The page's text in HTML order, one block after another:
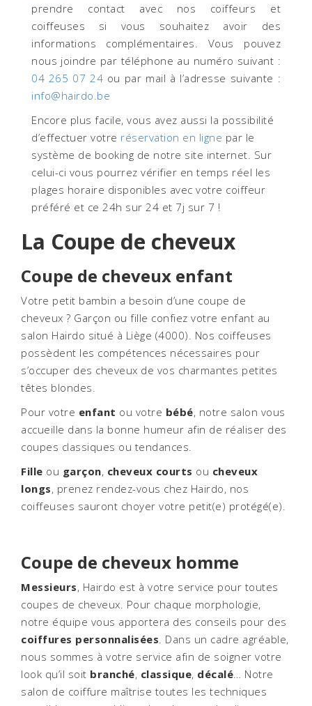
prendre contact avec nos coiffeurs et
coiffeuses si vous souhaitez avoir des
informations complémentaires. Vous pouvez
nous joindre par téléphone au numéro suivant :
04 265 07 24 ou par mail à l’adresse suivante :
info@hairdo.be
Encore plus facile, vous avez aussi la possibilité
d’effectuer votre réservation en ligne par le
système de booking de notre site internet. Sur
celui-ci vous pourrez vérifier en temps réel les
plages horaire disponibles avec votre coiffeur
préféré et ce 24h sur 24 et 7j sur 7 !
La Coupe de cheveux
Coupe de cheveux enfant
Votre petit bambin a besoin d’une coupe de
cheveux ? Garçon ou fille confiez votre enfant au
salon Hairdo situé à Liège (4000). Nos coiffeuses
possèdent les compétences nécessaires pour
s’occuper des cheveux de vos charmantes petites
têtes blondes.
Pour votre enfant ou votre bébé, notre salon vous
accueille dans la bonne humeur afin de réaliser des
coupes classiques ou tendances.
Fille ou garçon, cheveux courts ou cheveux
longs, prenez rendez-vous chez Hairdo, nos
coiffeuses sauront choyer votre petit(e) protégé(e).
Coupe de cheveux homme
Messieurs, Hairdo est à votre service pour toutes
coupes de cheveux. Pour chaque morphologie,
notre équipe vous apportera des conseils pour des
coiffures personnalisées. Dans un cadre agréable,
nous sommes à votre service afin de soigner votre
look qu’il soit branché, classique, décalé… Notre
salon de coiffure maîtrise toutes les techniques